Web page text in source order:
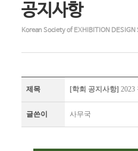
공지사항
Korean Society of EXHIBITION DESIGN
제목 [학회 공지사항] 2023
글쓴이 사무국